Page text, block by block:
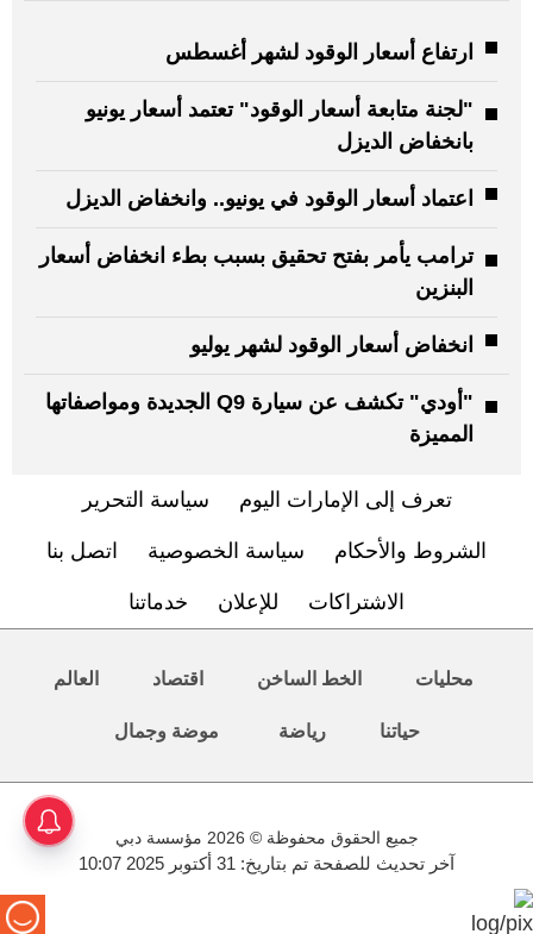
ارتفاع أسعار الوقود لشهر أغسطس
"لجنة متابعة أسعار الوقود" تعتمد أسعار يونيو
بانخفاض الديزل
اعتماد أسعار الوقود في يونيو.. وانخفاض الديزل
ترامب يأمر بفتح تحقيق بسبب بطء انخفاض أسعار
البنزين
انخفاض أسعار الوقود لشهر يوليو
"أودي" تكشف عن سيارة Q9 الجديدة ومواصفاتها
المميزة
تعرف إلى الإمارات اليوم سياسة التحرير
الشروط والأحكام سياسة الخصوصية اتصل بنا
الاشتراكات للإعلان خدماتنا
محليات الخط الساخن اقتصاد العالم
حياتنا رياضة موضة وجمال
جميع الحقوق محفوظة © 2026 مؤسسة دبي
آخر تحديث للصفحة تم بتاريخ: 31 أكتوبر 2025 10:07